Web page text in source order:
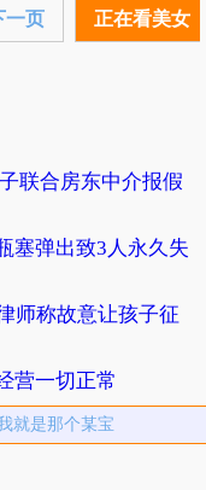
一页 正在看美女
联合房东中介报假
塞弹出致3人永久失
师称故意让孩子征
营一切正常
就是那个某宝